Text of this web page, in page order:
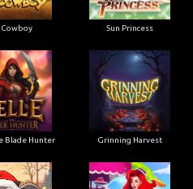
Cowboy Sun Princess
Blade Hunter Grinning Harvest